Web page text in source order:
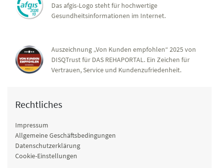
Das afgis-Logo steht für hochwertige
Gesundheitsinformationen im Internet.
Auszeichnung „Von Kunden empfohlen“ 2025 von
DISQTrust für DAS REHAPORTAL. Ein Zeichen für
Vertrauen, Service und Kundenzufriedenheit.
Rechtliches
Impressum
Allgemeine Geschäftsbedingungen
Datenschutzerklärung
Cookie-Einstellungen